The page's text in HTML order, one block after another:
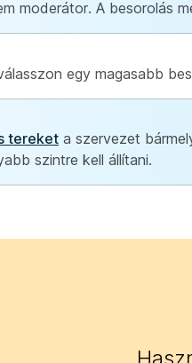
moderátor. A besorolás
egy magasabb
tereket a szervezet
szintre kell állítani.